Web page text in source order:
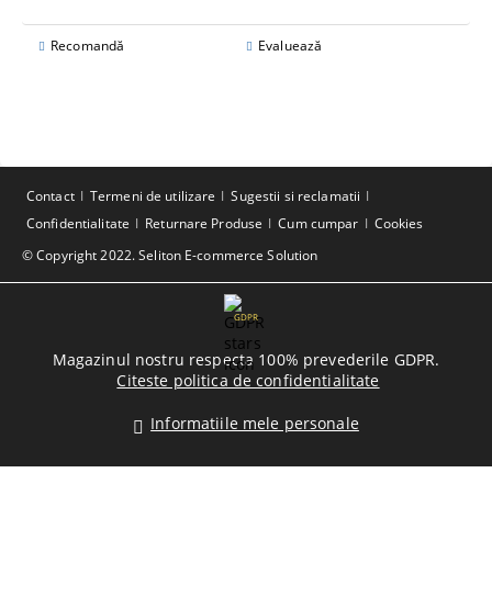
Recomandă Evaluează
© Copyright 2022. Seliton E-commerce Solution
Contact Termeni de utilizare
Sugestii si reclamatii
Confidentialitate
Returnare Produse Cum cumpar Cookies
GDPR
Magazinul nostru respecta 100% prevederile GDPR.
Citeste politica de confidentialitate
Informatiile mele personale